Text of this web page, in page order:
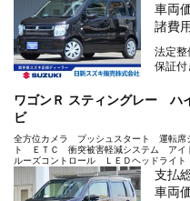
車両
諸費
法定整
保証付
ワゴンＲ スティングレー
ビ
全方位カメラ プッシュスタート 運転
ト ＥＴＣ 衝突被害軽減システム ア
ルーズコントロール ＬＥＤヘッドライト
支払
車両